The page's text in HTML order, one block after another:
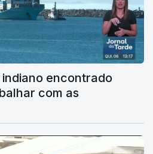
indiano encontrado
com as